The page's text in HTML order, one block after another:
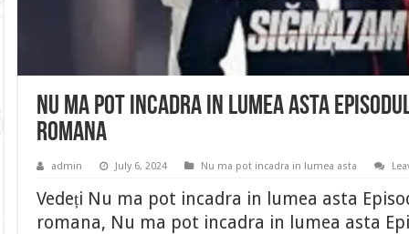
Nu ma pot incadra in lumea asta
romana
admin July 6, 2024 Nu ma pot incadra in lumea asta
Vedeți Nu ma pot incadra in lumea asta
romana, Nu ma pot incadra in lumea asta